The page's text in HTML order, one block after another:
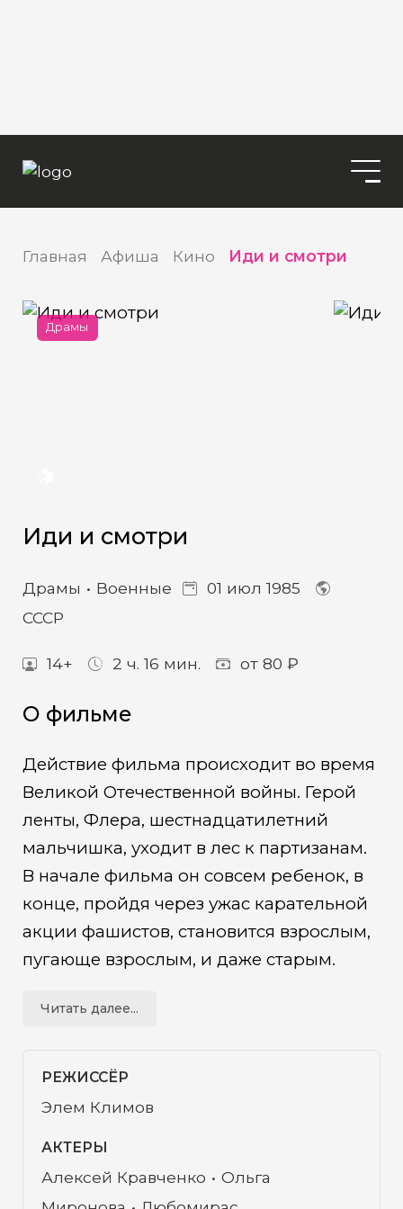
Главная Афиша Кино Иди и смотри
Драмы
Иди и смотри
Драмы Военные
01 июл 1985
СССР
14+ 2 ч. 16 мин. от 80 ₽
О фильме
Действие фильма происходит во время
Великой Отечественной войны. Герой
ленты, Флера, шестнадцатилетний
мальчишка, уходит в лес к партизанам.
В начале фильма он совсем ребенок, в
конце, пройдя через ужас карательной
акции фашистов, становится взрослым,
пугающе взрослым, и даже старым.
детские черты и превратила их в
лицо Флеры — это лицо Войны.
Читать далее...
РЕЖИССЁР
Элем Климов
АКТЕРЫ
Алексей Кравченко
Ольга